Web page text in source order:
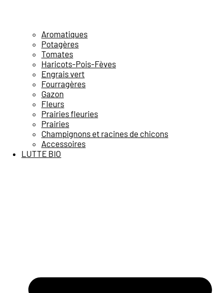
Aromatiques
Potagères
Tomates
Haricots-Pois-Fèves
Engrais vert
Fourragères
Gazon
Fleurs
Prairies fleuries
Prairies
Champignons et racines de chicons
Accessoires
LUTTE BIO